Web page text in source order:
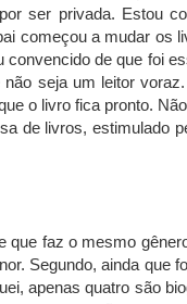
ser privada. Estou
começou a mudar os
de que foi
seja um leitor
o livro fica pronto.
de livros, estimulado
que faz o mesmo
Segundo, ainda que
apenas quatro são